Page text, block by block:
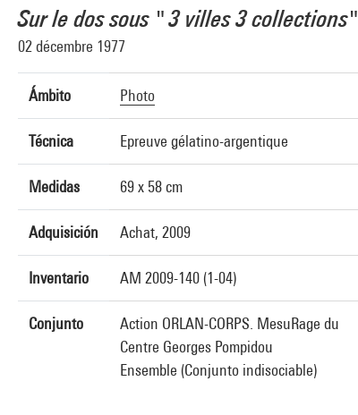
Sur le dos sous " 3 villes 3 collections"
02 décembre 1977
Ámbito Photo
Técnica Epreuve gélatino-argentique
Medidas 69 x 58 cm
Adquisición Achat, 2009
Inventario AM 2009-140 (1-04)
Conjunto
Action ORLAN-CORPS. MesuRage du
Centre Georges Pompidou
Ensemble (Conjunto indisociable)